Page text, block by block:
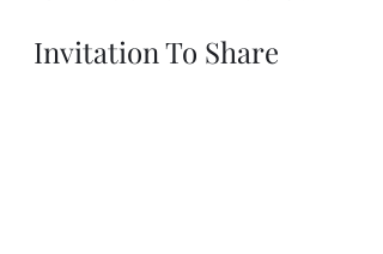
Invitation To Share